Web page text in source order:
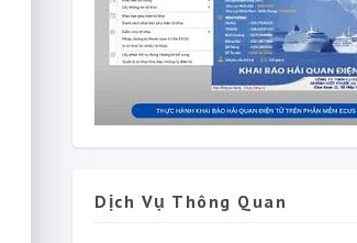
Dịch Vụ Thông Quan